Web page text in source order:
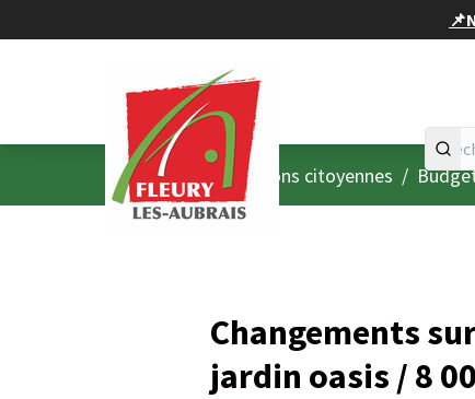
AccueilMenu principal
/ Consultations citoyennes /
Changements
jardin oasis / 8